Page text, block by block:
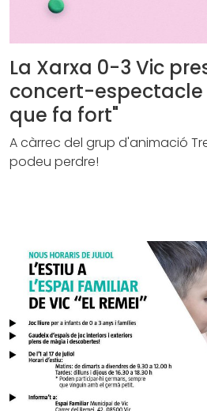
La Xarxa 0-3 Vic
concert-espectacle
que fa fort"
A càrrec del grup d'animació
podeu perdre!